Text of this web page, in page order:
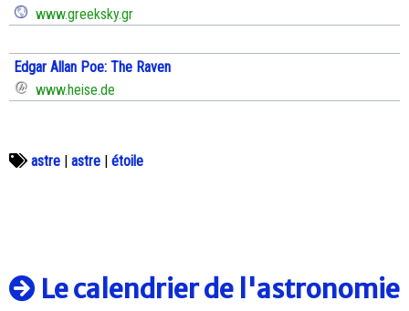
www.greeksky.gr
Edgar Allan Poe: The Raven
www.heise.de
astre | astre | étoile
Le calendrier de l'astronomie